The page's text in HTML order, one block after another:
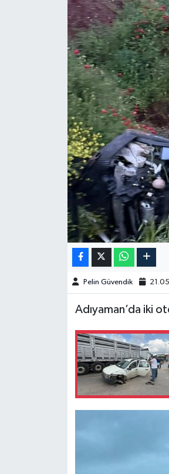
Pelin Güvendik
Adıyaman’da iki
Magazin
Burç Yorumları
Hava Durumu
Kim kimdir?
Kültür Sanat